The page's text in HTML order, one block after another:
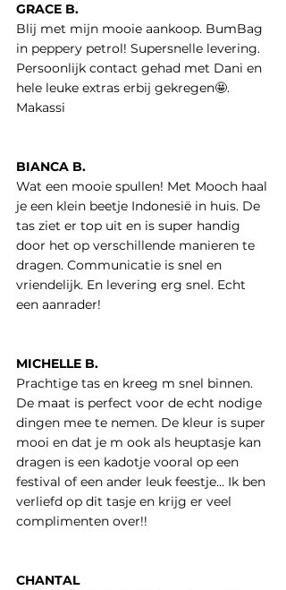
GRACE B.
Blij met mijn mooie aankoop. BumBag
in peppery petrol! Supersnelle levering.
Persoonlijk contact gehad met Dani en
hele leuke extras erbij gekregen🤩.
Makassi
BIANCA B.
Wat een mooie spullen! Met Mooch haal
je een klein beetje Indonesië in huis. De
tas ziet er top uit en is super handig
door het op verschillende manieren te
dragen. Communicatie is snel en
vriendelijk. En levering erg snel. Echt
een aanrader!
MICHELLE B.
Prachtige tas en kreeg m snel binnen.
De maat is perfect voor de echt nodige
dingen mee te nemen. De kleur is super
mooi en dat je m ook als heuptasje kan
dragen is een kadotje vooral op een
festival of een ander leuk feestje... Ik ben
verliefd op dit tasje en krijg er veel
complimenten over!!
CHANTAL